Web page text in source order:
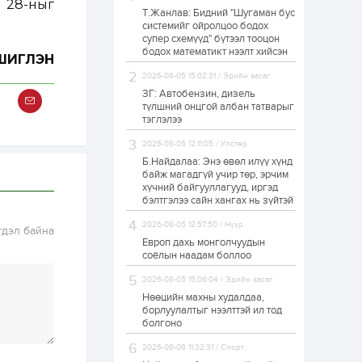
28-ныг
байна
Б.Хулан дэлхийн
аварга боллоо
1 өдөр 0
Р.Даваадорж: Энэ
намрын экспортын
юм
1 өдөр 0 2
Автомашины улсын
дугаар сондгой
тоогоор төгссөн бол
өнөөдөр шатахуун
1 өдөр
Н.Номтойбаяр:
Аймгуудад
тулгамдаж буй
асуудлуудыг долоо
газрын хуралдаанд...
Т.Жанлав: Бидний "Шугаман бус
системийг ойролцоо бодох
супер схемүүд" бүтээл тооцон
бодох математикт нээлт хийсэн
2026-08-05 15:02:31 / Эдийн засаг
ЗГ: Автобензин, дизель
түлшний онцгой албан татварыг
тэглэлээ
2026-08-05 12:11:05 / Улстөр
Б.Найдалаа: Энэ өвөл илүү хүнд
байж магадгүй учир төр, эрчим
хүчний байгууллагууд, иргэд
бэлтгэлээ сайн хангах нь зүйтэй
2026-08-05 12:57:50 / Нүүр
Европ дахь монголчуудын
соёлын наадам боллоо
2026-08-05 15:06:04 / Эдийн засаг
Нөөцийн махны худалдаа,
борлуулалтыг нээлттэй ил тод
болгоно
2026-08-08 11:32:31 / Спорт